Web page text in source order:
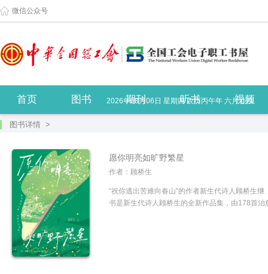
微信公众号
首页 图书 期刊 听书 视频
2026年08月06日 星期四 农历丙午年 六月廿四
图书详情 >
愿你明亮如旷野繁星
作者：顾桥生
“祝你逃出苦难向春山”的作者新生代诗人顾桥生
书是新生代诗人顾桥生的全新作品集，由178首